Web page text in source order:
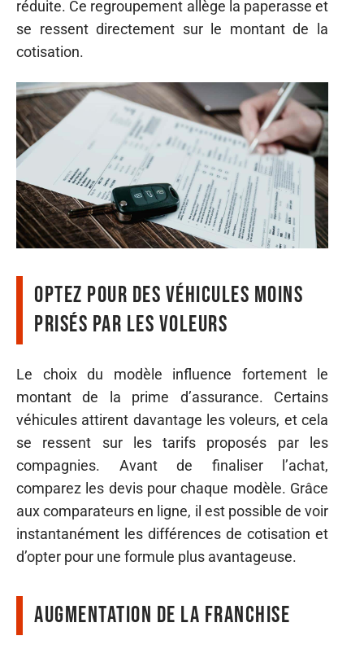
réduite. Ce regroupement allège la paperasse et
se ressent directement sur le montant de la
cotisation.
Optez pour des véhicules moins
prisés par les voleurs
Le choix du modèle influence fortement le
montant de la prime d’assurance. Certains
véhicules attirent davantage les voleurs, et cela
se ressent sur les tarifs proposés par les
compagnies. Avant de finaliser l’achat,
comparez les devis pour chaque modèle. Grâce
aux comparateurs en ligne, il est possible de voir
instantanément les différences de cotisation et
d’opter pour une formule plus avantageuse.
Augmentation de la franchise